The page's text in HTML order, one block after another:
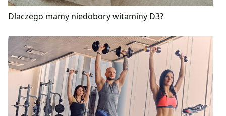
Dlaczego mamy niedobory witaminy D3?